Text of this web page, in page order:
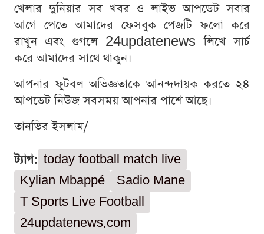
খেলার দুনিয়ার সব খবর ও লাইভ আপডেট সবার
আগে পেতে আমাদের ফেসবুক পেজটি ফলো করে
রাখুন এবং গুগলে 24updatenews লিখে সার্চ
করে আমাদের সাথে থাকুন।
আপনার ফুটবল অভিজ্ঞতাকে আনন্দদায়ক করতে ২৪
আপডেট নিউজ সবসময় আপনার পাশে আছে।
তানভির ইসলাম/
ট্যাগ: today football match live
Kylian Mbappé
Sadio Mane
T Sports Live Football
24updatenews.com